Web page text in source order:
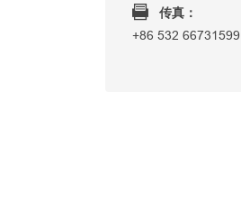
传真：
+86 532 66731599